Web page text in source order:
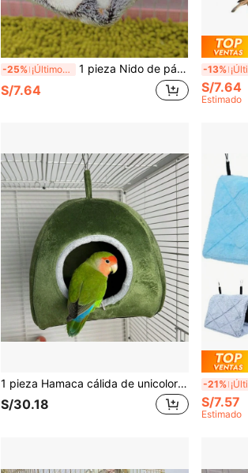
-25% ¡Últimos 2 días 1 pieza Nido de pájaro tipo hamaca de triángulo suave, cálido y acolchado con diseño de corazón, apto para cacatúas, periquitos y otros loros pequeños y medianos para dormir, descansar y jugar. Múltiples tamaños y opciones de color, gancho de metal desmontable para limpieza, apto para otoño e invierno
S/7.64
-13%
S/7.64
Estimado
1 pieza Hamaca cálida de unicolor para loro para uso en el hogar
S/30.18
-21%
S/7.57
Estimado